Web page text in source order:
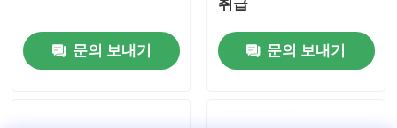
품질 관리
문의 보내기
취급
문의 보내기